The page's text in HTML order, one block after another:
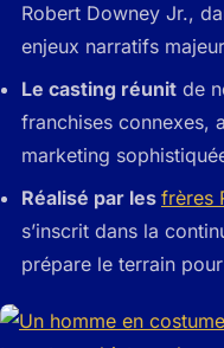
Robert Downey Jr.,
enjeux narratifs
Le casting réunit de
franchises connexes,
marketing
Réalisé par les frères
s’inscrit dans la
prépare le terrain